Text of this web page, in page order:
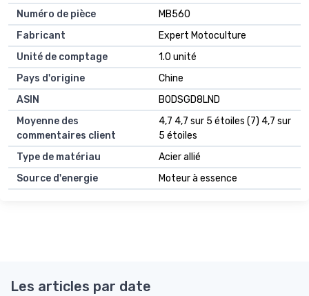
Numéro de pièce
MB560
Fabricant
Expert Motoculture
Unité de comptage
1.0 unité
Pays d'origine
Chine
ASIN
B0DSGD8LND
Moyenne des
commentaires client
4,7 4,7 sur 5 étoiles (7) 4,7 sur
5 étoiles
Type de matériau
Acier allié
Source d'energie
Moteur à essence
Les articles par date